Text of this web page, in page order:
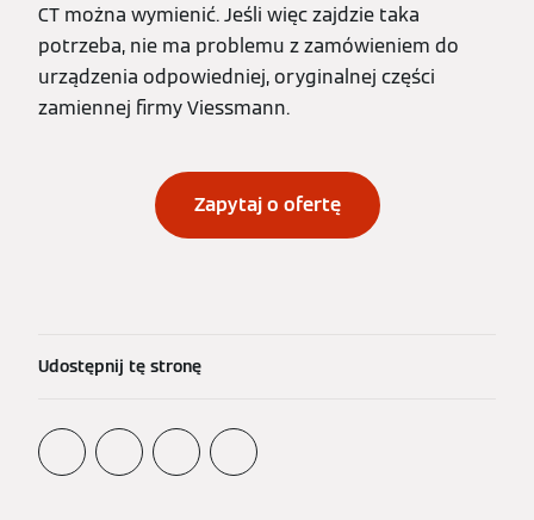
CT można wymienić. Jeśli więc zajdzie taka
potrzeba, nie ma problemu z zamówieniem do
urządzenia odpowiedniej, oryginalnej części
zamiennej firmy Viessmann.
Zapytaj o ofertę
Udostępnij tę stronę